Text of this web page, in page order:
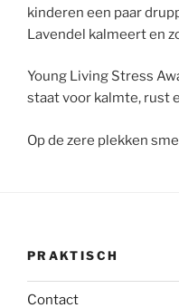
kinderen een paar
Lavendel kalmeert en
Young Living Stress
staat voor kalmte, rust
Op de zere plekken
PRAKTISCH
Contact